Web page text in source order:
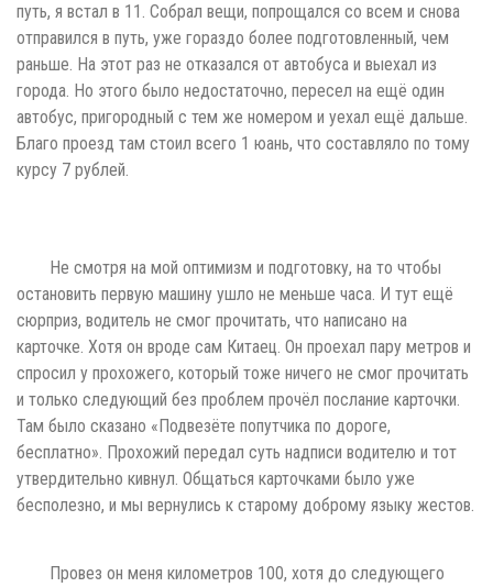
путь, я встал в 11. Собрал вещи, попрощался со всем и снова
отправился в путь, уже гораздо более подготовленный, чем
раньше. На этот раз не отказался от автобуса и выехал из
города. Но этого было недостаточно, пересел на ещё один
автобус, пригородный с тем же номером и уехал ещё дальше.
Благо проезд там стоил всего 1 юань, что составляло по тому
курсу 7 рублей.
Не смотря на мой оптимизм и подготовку, на то чтобы
остановить первую машину ушло не меньше часа. И тут ещё
сюрприз, водитель не смог прочитать, что написано на
карточке. Хотя он вроде сам Китаец. Он проехал пару метров и
спросил у прохожего, который тоже ничего не смог прочитать
и только следующий без проблем прочёл послание карточки.
Там было сказано «Подвезёте попутчика по дороге,
бесплатно». Прохожий передал суть надписи водителю и тот
утвердительно кивнул. Общаться карточками было уже
бесполезно, и мы вернулись к старому доброму языку жестов.
Провез он меня километров 100, хотя до следующего